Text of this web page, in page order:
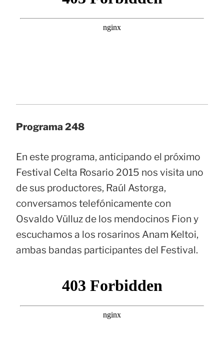
Programa 248
En este programa, anticipando el próximo
Festival Celta Rosario 2015 nos visita uno
de sus productores, Raúl Astorga,
conversamos telefónicamente con
Osvaldo Vülluz de los mendocinos Fion y
escuchamos a los rosarinos Anam Keltoi,
ambas bandas participantes del Festival.